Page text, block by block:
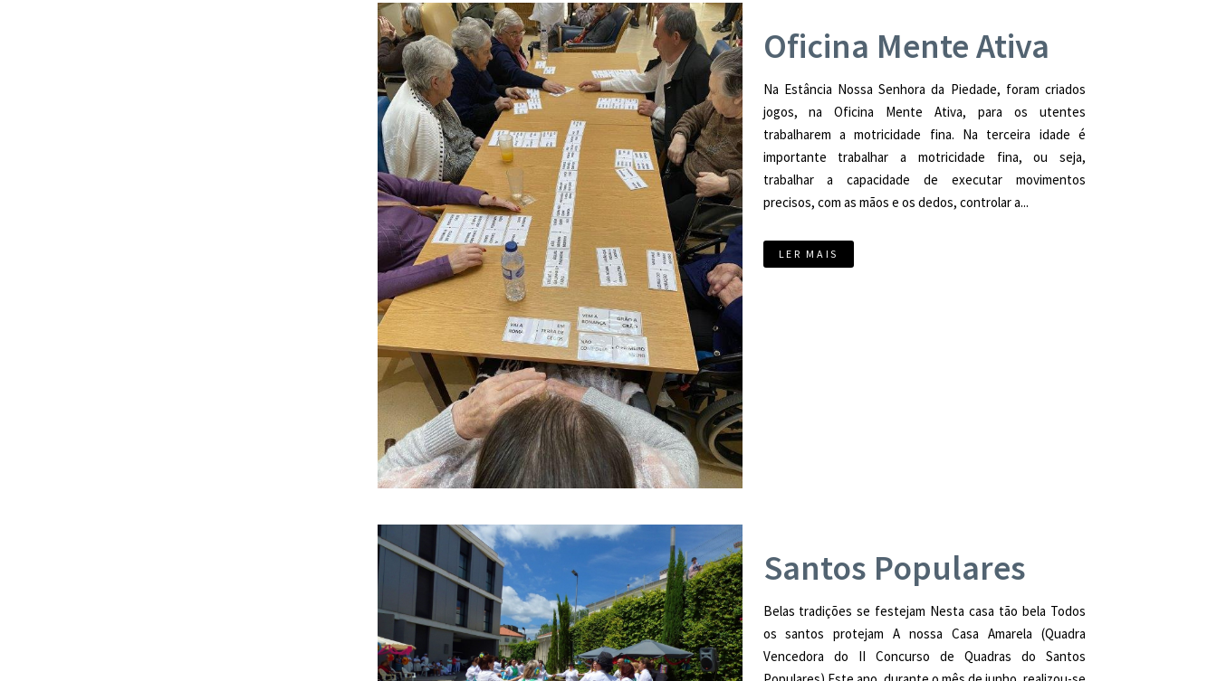
Oficina Mente Ativa
Na Estância Nossa Senhora da Piedade, foram criados
jogos, na Oficina Mente Ativa, para os utentes
trabalharem a motricidade fina. Na terceira idade é
importante trabalhar a motricidade fina, ou seja,
trabalhar a capacidade de executar movimentos
precisos, com as mãos e os dedos, controlar a...
LER MAIS
Santos Populares
Belas tradições se festejam Nesta casa tão bela Todos
os santos protejam A nossa Casa Amarela (Quadra
Vencedora do II Concurso de Quadras do Santos